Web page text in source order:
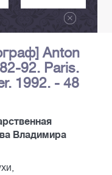
Anton
92. Paris.
1992. - 48
Владимира